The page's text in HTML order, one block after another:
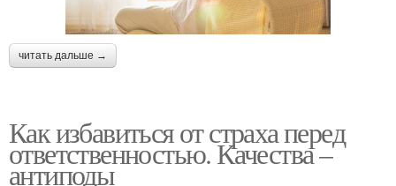
читать дальше →
Как избавиться от страха перед
ответственностью. Качества –
антиподы